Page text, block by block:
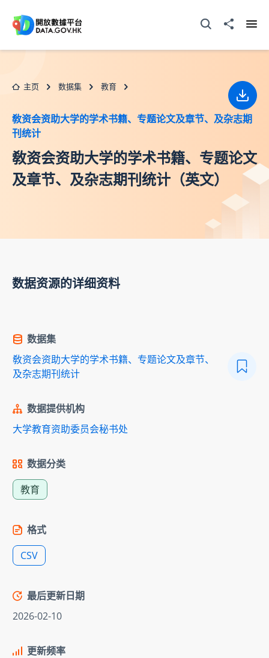
打开搜寻器分享至
主页 数据集 教育
敎资会资助大学的学术书籍、专题论文及章节、及杂志期
刊统计
敎资会资助大学的学术书籍、专题论文
及章节、及杂志期刊统计（英文）
下载
数据资源的详细资料
数据集
敎资会资助大学的学术书籍、专题论文及章节、
及杂志期刊统计
数据提供机构
大学教育资助委员会秘书处
数据分类
教育
格式
CSV
最后更新日期
2026-02-10
更新频率